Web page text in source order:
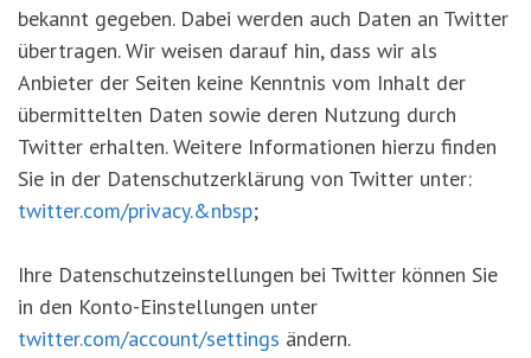
bekannt gegeben. Dabei werden auch Daten an Twitter
übertragen. Wir weisen darauf hin, dass wir als
Anbieter der Seiten keine Kenntnis vom Inhalt der
übermittelten Daten sowie deren Nutzung durch
Twitter erhalten. Weitere Informationen hierzu finden
Sie in der Datenschutzerklärung von Twitter unter:
twitter.com/privacy.&nbsp;
Ihre Datenschutzeinstellungen bei Twitter können Sie
in den Konto-Einstellungen unter
twitter.com/account/settings ändern.